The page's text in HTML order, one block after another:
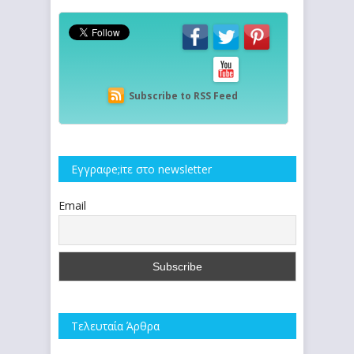
Subscribe to RSS Feed
Εγγραφe;iτε στο newsletter
Email
Τελευταία Άρθρα